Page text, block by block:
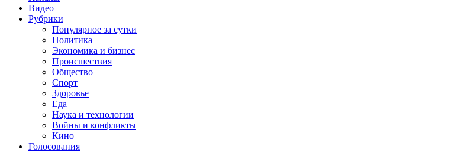
Видео
Рубрики
Популярное за сутки
Политика
Экономика и бизнес
Происшествия
Общество
Спорт
Здоровье
Еда
Наука и технологии
Войны и конфликты
Кино
Голосования